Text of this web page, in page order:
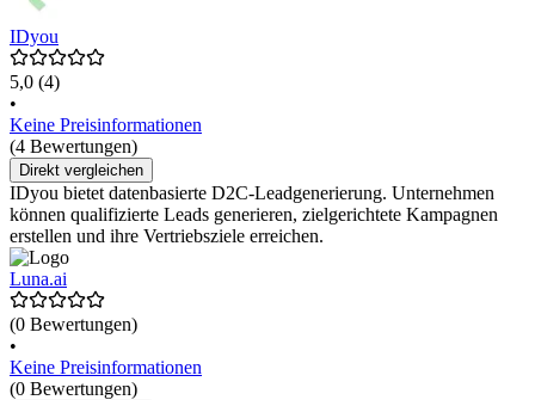
IDyou
5,0 (4)
•
Keine Preisinformationen
(4 Bewertungen)
Direkt vergleichen
IDyou bietet datenbasierte D2C-Leadgenerierung. Unternehmen
können qualifizierte Leads generieren, zielgerichtete Kampagnen
erstellen und ihre Vertriebsziele erreichen.
Luna.ai
(0 Bewertungen)
•
Keine Preisinformationen
(0 Bewertungen)